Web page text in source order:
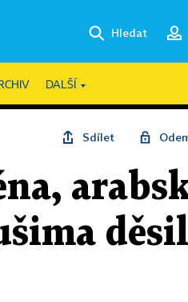
Hledat
DALŠÍ
Sdílet